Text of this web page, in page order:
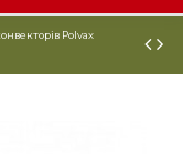
Polvax